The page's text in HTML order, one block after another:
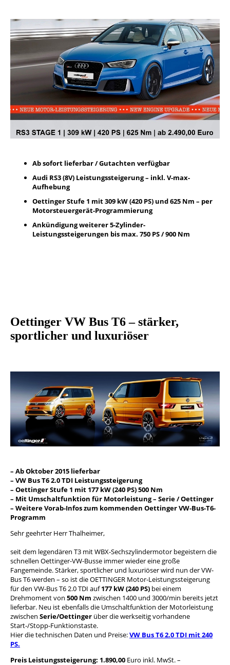
Ab sofort lieferbar / Gutachten verfügbar
Audi RS3 (8V) Leistungssteigerung – inkl. V-max-
Aufhebung
Oettinger Stufe 1 mit 309 kW (420 PS) und 625 Nm – per
Motorsteuergerät-Programmierung
Ankündigung weiterer 5-Zylinder-
Leistungssteigerungen bis max. 750 PS / 900 Nm
Oettinger VW Bus T6 – stärker,
sportlicher und luxuriöser
– Ab Oktober 2015 lieferbar
– VW Bus T6 2.0 TDI Leistungssteigerung
– Oettinger Stufe 1 mit 177 kW (240 PS) 500 Nm
– Mit Umschaltfunktion für Motorleistung – Serie / Oettinger
– Weitere Vorab-Infos zum kommenden Oettinger VW-Bus-T6-
Programm
Sehr geehrter Herr Thalheimer,
seit dem legendären T3 mit WBX-Sechszylindermotor begeistern die
schnellen Oettinger-VW-Busse immer wieder eine große
Fangemeinde. Stärker, sportlicher und luxuriöser wird nun der VW-
Bus T6 werden – so ist die OETTINGER Motor-Leistungssteigerung
für den VW-Bus T6 2.0 TDI auf177 kW (240 PS) bei einem
Drehmoment von 500 Nm zwischen 1400 und 3000/min bereits jetzt
lieferbar. Neu ist ebenfalls die Umschaltfunktion der Motorleistung
zwischen Serie/Oettinger über die werkseitig vorhandene
Start-/Stopp-Funktionstaste.
Hier die technischen Daten und Preise:VW Bus T6 2.0 TDI mit 240
PS.
Preis Leistungssteigerung: 1.890,00 Euro inkl. MwSt. –